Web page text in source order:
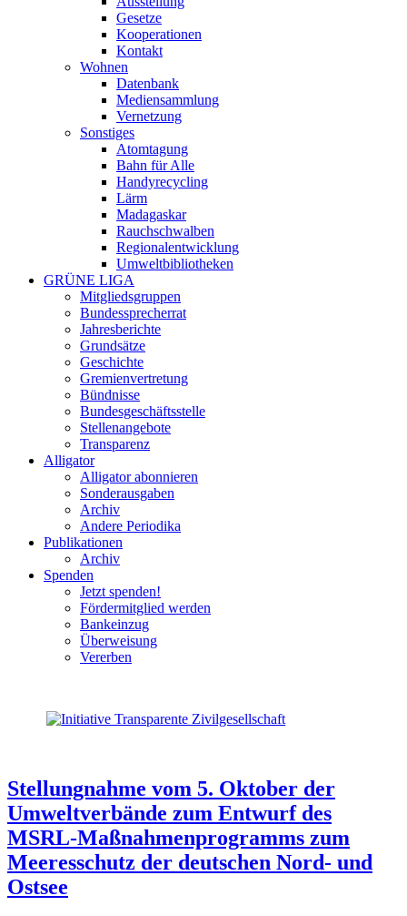
Gesetze
Kooperationen
Kontakt
Wohnen
Datenbank
Mediensammlung
Vernetzung
Sonstiges
Atomtagung
Bahn für Alle
Handyrecycling
Lärm
Madagaskar
Rauchschwalben
Regionalentwicklung
Umweltbibliotheken
GRÜNE LIGA
Mitgliedsgruppen
Bundessprecherrat
Jahresberichte
Grundsätze
Geschichte
Gremienvertretung
Bündnisse
Bundesgeschäftsstelle
Stellenangebote
Transparenz
Alligator
Alligator abonnieren
Sonderausgaben
Archiv
Andere Periodika
Publikationen
Archiv
Spenden
Jetzt spenden!
Fördermitglied werden
Bankeinzug
Überweisung
Vererben
Stellungnahme vom 5. Oktober der
Umweltverbände zum Entwurf des
MSRL-Maßnahmenprogramms zum
Meeresschutz der deutschen Nord- und
Ostsee